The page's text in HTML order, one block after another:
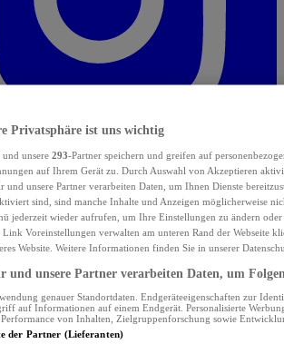
Privatsphäre ist uns wichtig
unsere 293-Partner speichern und greifen auf
auf Ihrem Gerät zu. Durch Auswahl von Akzeptieren
und unsere Partner verarbeiten Daten, um Ihnen Dienste
sind, sind manche Inhalte und Anzeigen möglicherweise
jederzeit wieder aufrufen, um Ihre Einstellungen zu ändern
Link Voreinstellungen verwalten am unteren Rand der Webseite
Website. Weitere Informationen finden Sie in unserer
und unsere Partner verarbeiten Daten, um
genauer Standortdaten. Endgeräteeigenschaften zur
auf Informationen auf einem Endgerät. Personalisierte
von Inhalten, Zielgruppenforschung sowie
der Partner (Lieferanten)